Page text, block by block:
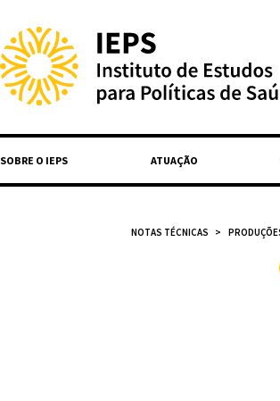
SOBRE O IEPS ATUAÇÃO
NOTAS TÉCNICAS